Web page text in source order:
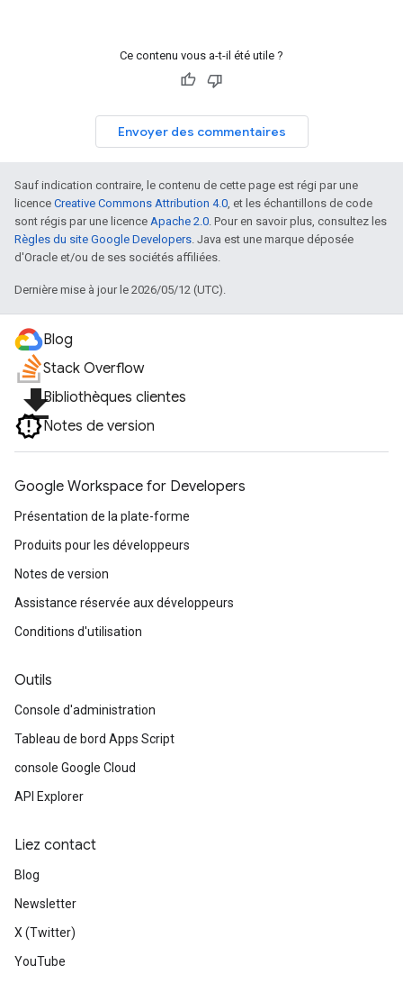
Ce contenu vous a-t-il été utile ?
Envoyer des commentaires
Sauf indication contraire, le contenu de cette page est régi par une
licence Creative Commons Attribution 4.0, et les échantillons de code
sont régis par une licence Apache 2.0. Pour en savoir plus, consultez les
Règles du site Google Developers. Java est une marque déposée
d'Oracle et/ou de ses sociétés affiliées.
Dernière mise à jour le 2026/05/12 (UTC).
Blog
Stack Overflow
file_downloadBibliothèques clientes
Notes de version
Google Workspace for Developers
Présentation de la plate-forme
Produits pour les développeurs
Notes de version
Assistance réservée aux développeurs
Conditions d'utilisation
Outils
Console d'administration
Tableau de bord Apps Script
console Google Cloud
API Explorer
Liez contact
Blog
Newsletter
X (Twitter)
YouTube